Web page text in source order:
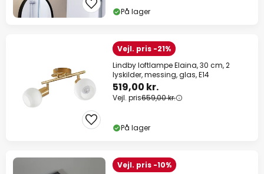
På lager
Vejl. pris -21%
Lindby loftlampe Elaina, 30 cm, 2
lyskilder, messing, glas, E14
519,00 kr.
Vejl. pris659,00 kr.
På lager
Vejl. pris -10%